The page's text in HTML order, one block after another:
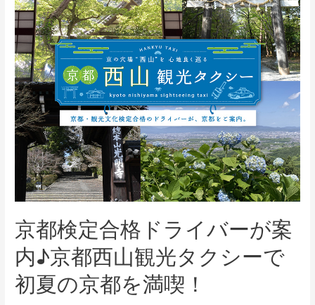
京都検定合格ドライバーが案
内♪京都西山観光タクシーで
初夏の京都を満喫！